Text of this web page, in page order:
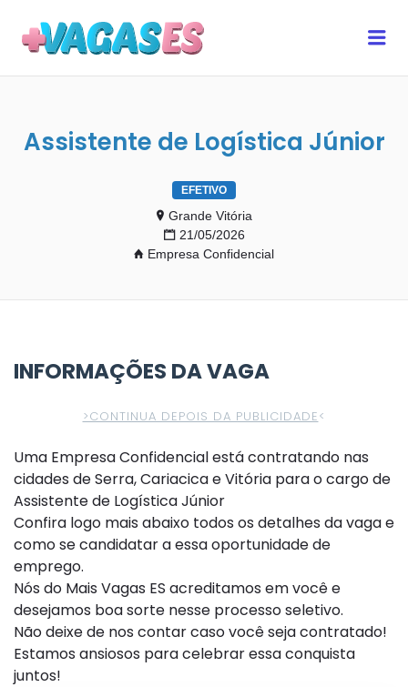
Assistente de Logística Júnior
EFETIVO
Grande Vitória
21/05/2026
Empresa Confidencial
INFORMAÇÕES DA VAGA
>CONTINUA DEPOIS DA PUBLICIDADE<
Uma Empresa Confidencial está contratando nas
cidades de Serra, Cariacica e Vitória para o cargo de
Assistente de Logística Júnior
Confira logo mais abaixo todos os detalhes da vaga e
como se candidatar a essa oportunidade de
emprego.
Nós do Mais Vagas ES acreditamos em você e
desejamos boa sorte nesse processo seletivo.
Não deixe de nos contar caso você seja contratado!
Estamos ansiosos para celebrar essa conquista
juntos!